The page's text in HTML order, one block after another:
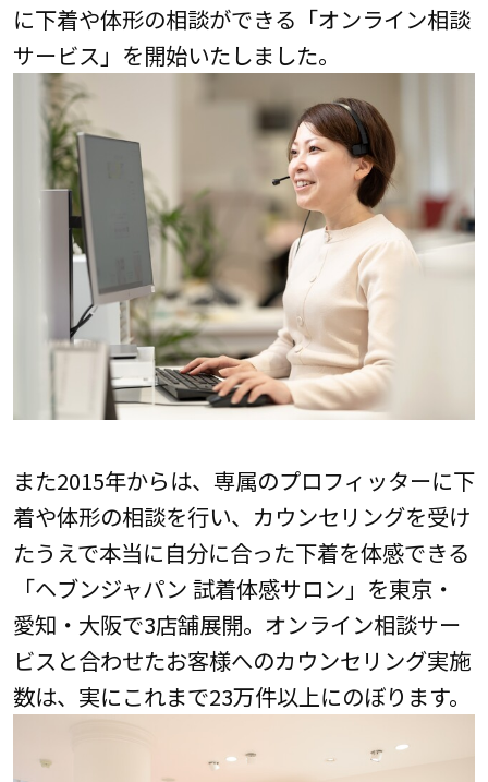
に下着や体形の相談ができる「オンライン相談
サービス」を開始いたしました。
また2015年からは、専属のプロフィッターに下
着や体形の相談を行い、カウンセリングを受け
たうえで本当に自分に合った下着を体感できる
「ヘブンジャパン 試着体感サロン」を東京・
愛知・大阪で3店舗展開。オンライン相談サー
ビスと合わせたお客様へのカウンセリング実施
数は、実にこれまで23万件以上にのぼります。